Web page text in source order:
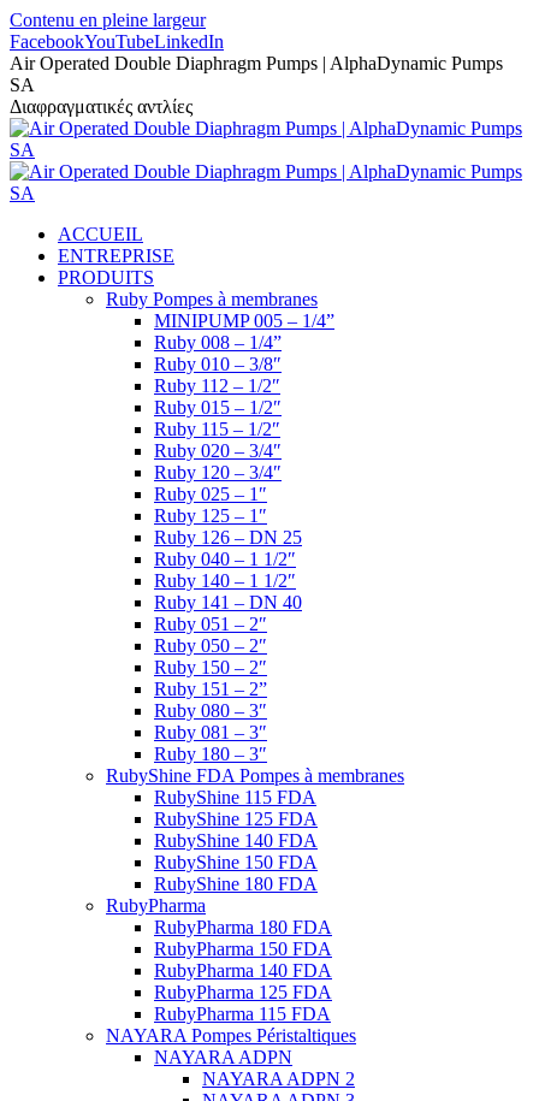
Contenu en pleine largeur
FacebookYouTubeLinkedIn
Air Operated Double Diaphragm Pumps | AlphaDynamic Pumps
SA
Διαφραγματικές αντλίες
ACCUEIL
ENTREPRISE
PRODUITS
Ruby Pompes à membranes
MINIPUMP 005 – 1/4”
Ruby 008 – 1/4”
Ruby 010 – 3/8″
Ruby 112 – 1/2″
Ruby 015 – 1/2″
Ruby 115 – 1/2″
Ruby 020 – 3/4″
Ruby 120 – 3/4″
Ruby 025 – 1″
Ruby 125 – 1″
Ruby 126 – DN 25
Ruby 040 – 1 1/2″
Ruby 140 – 1 1/2″
Ruby 141 – DN 40
Ruby 051 – 2″
Ruby 050 – 2″
Ruby 150 – 2″
Ruby 151 – 2”
Ruby 080 – 3″
Ruby 081 – 3″
Ruby 180 – 3″
RubyShine FDA Pompes à membranes
RubyShine 115 FDA
RubyShine 125 FDA
RubyShine 140 FDA
RubyShine 150 FDA
RubyShine 180 FDA
RubyPharma
RubyPharma 180 FDA
RubyPharma 150 FDA
RubyPharma 140 FDA
RubyPharma 125 FDA
RubyPharma 115 FDA
NAYARA Pompes Péristaltiques
NAYARA ADPN
NAYARA ADPN 2